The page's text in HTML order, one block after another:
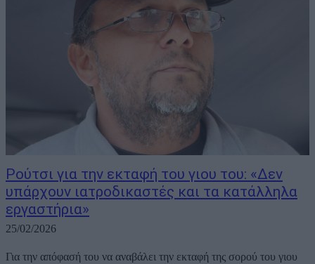
Ρούτσι για την εκταφή του γιου του: «Δεν
υπάρχουν ιατροδικαστές και τα κατάλληλα
εργαστήρια»
25/02/2026
Για την απόφασή του να αναβάλει την εκταφή της σορού του γιου